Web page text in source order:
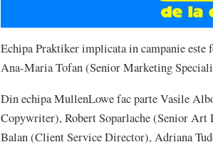
Echipa Praktiker implicata in campanie
Ana-Maria Tofan (Senior Marketing
Din echipa MullenLowe fac parte Vasile
Copywriter), Robert Soparlache (Senior
Balan (Client Service Director), Adriana